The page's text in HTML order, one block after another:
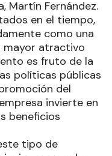
Martín Fernández.
en el tiempo,
como una
mayor atractivo
es fruto de la
políticas públicas
del
invierte en
beneficios
tipo de